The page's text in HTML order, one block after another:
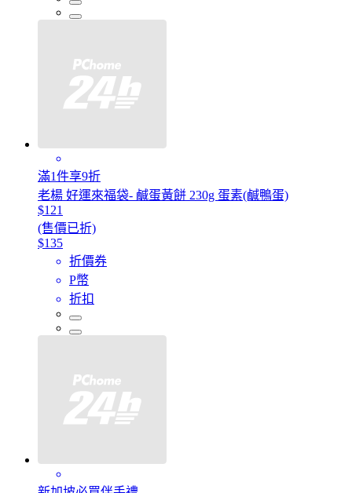
滿1件享9折
老楊 好運來福袋- 鹹蛋黃餅 230g 蛋素(鹹鴨蛋)
$121
(售價已折)
$135
折價券
P幣
折扣